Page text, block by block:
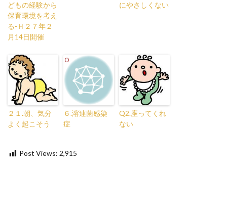
どもの経験から
保育環境を考え
る-Ｈ２７年２
月14日開催
にやさしくない
２１.朝、気分
よく起こそう
６.溶連菌感染
症
Q2.座ってくれ
ない
Post Views: 2,915